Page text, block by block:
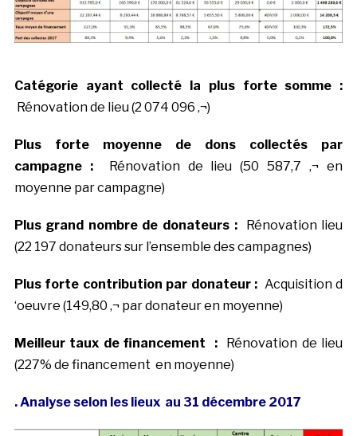
Catégorie ayant collecté la plus forte somme :
Rénovation de lieu (2 074 096 ‚¬)
Plus forte moyenne de dons collectés par
campagne :Rénovation de lieu (50 587,7 ‚¬ en
moyenne par campagne)
Plus grand nombre de donateurs :
Rénovation lieu
(22 197 donateurs sur l’ensemble des campagnes)
Plus forte contribution par donateur :Acquisition d
‘oeuvre (149,80 ‚¬ par donateur en moyenne)
Meilleur taux de financement : Rénovation de lieu
(227% de financement en moyenne)
. Analyse selon les lieux au 31 décembre 2017